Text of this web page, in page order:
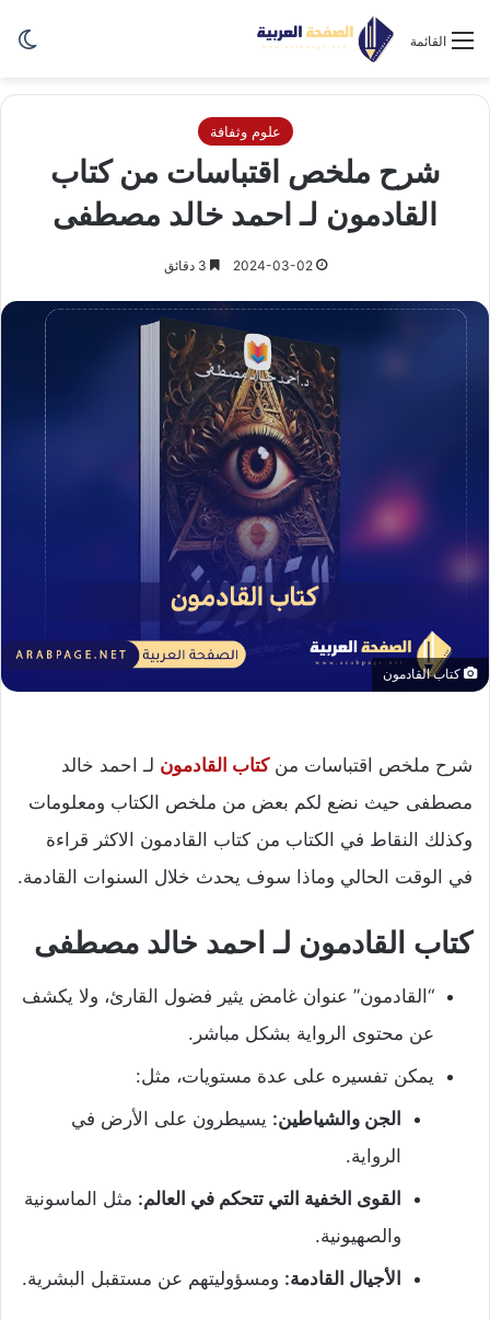
القائمة
علوم وثفافة
شرح ملخص اقتباسات من كتاب
القادمون لـ احمد خالد مصطفى
2024-03-02
كتاب القادمون
شرح ملخص اقتباسات منكتاب القادمون لـ احمد خالد
مصطفى حيث نضع لكم بعض من ملخص الكتاب ومعلومات
وكذلك النقاط في الكتاب من كتاب القادمون الاكثر قراءة
في الوقت الحالي وماذا سوف يحدث خلال السنوات القادمة.
كتاب القادمون لـ احمد خالد مصطفى
“القادمون” عنوان غامض يثير فضول القارئ، ولا يكشف
عن محتوى الرواية بشكل مباشر.
يمكن تفسيره على عدة مستويات، مثل:
الجن والشياطين: يسيطرون على الأرض في
الرواية.
القوى الخفية التي تتحكم في العالم: مثل الماسونية
والصهيونية.
الأجيال القادمة: ومسؤوليتهم عن مستقبل البشرية.